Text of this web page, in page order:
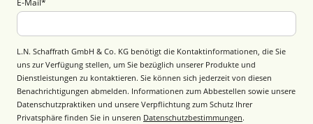
E-Mail*
L.N. Schaffrath GmbH & Co. KG benötigt die Kontaktinformationen, die Sie
uns zur Verfügung stellen, um Sie bezüglich unserer Produkte und
Dienstleistungen zu kontaktieren. Sie können sich jederzeit von diesen
Benachrichtigungen abmelden. Informationen zum Abbestellen sowie unsere
Datenschutzpraktiken und unsere Verpflichtung zum Schutz Ihrer
Privatsphäre finden Sie in unseren Datenschutzbestimmungen.